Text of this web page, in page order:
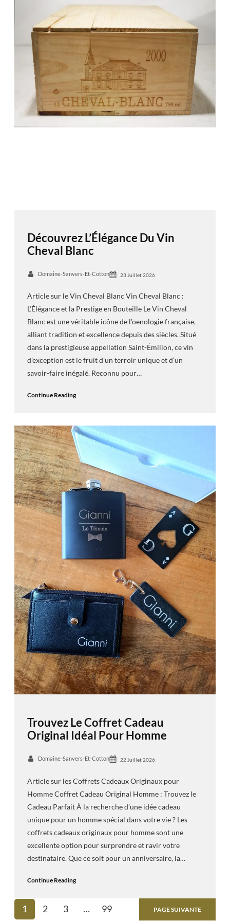
Découvrez L’Élégance Du Vin
Cheval Blanc
Domaine-Sanvers-Et-Cotton 23 Juillet 2026
Article sur le Vin Cheval Blanc Vin Cheval Blanc :
L’Élégance et la Prestige en Bouteille Le Vin Cheval
Blanc est une véritable icône de l’oenologie française,
alliant tradition et excellence depuis des siècles. Situé
dans la prestigieuse appellation Saint-Émilion, ce vin
d’exception est le fruit d’un terroir unique et d’un
savoir-faire inégalé. Reconnu pour…
Continue Reading
Trouvez Le Coffret Cadeau
Original Idéal Pour Homme
Domaine-Sanvers-Et-Cotton 22 Juillet 2026
Article sur les Coffrets Cadeaux Originaux pour
Homme Coffret Cadeau Original Homme : Trouvez le
Cadeau Parfait À la recherche d’une idée cadeau
unique pour un homme spécial dans votre vie ? Les
coffrets cadeaux originaux pour homme sont une
excellente option pour surprendre et ravir votre
destinataire. Que ce soit pour un anniversaire, la…
Continue Reading
1 2 3 … 99 PAGE SUIVANTE